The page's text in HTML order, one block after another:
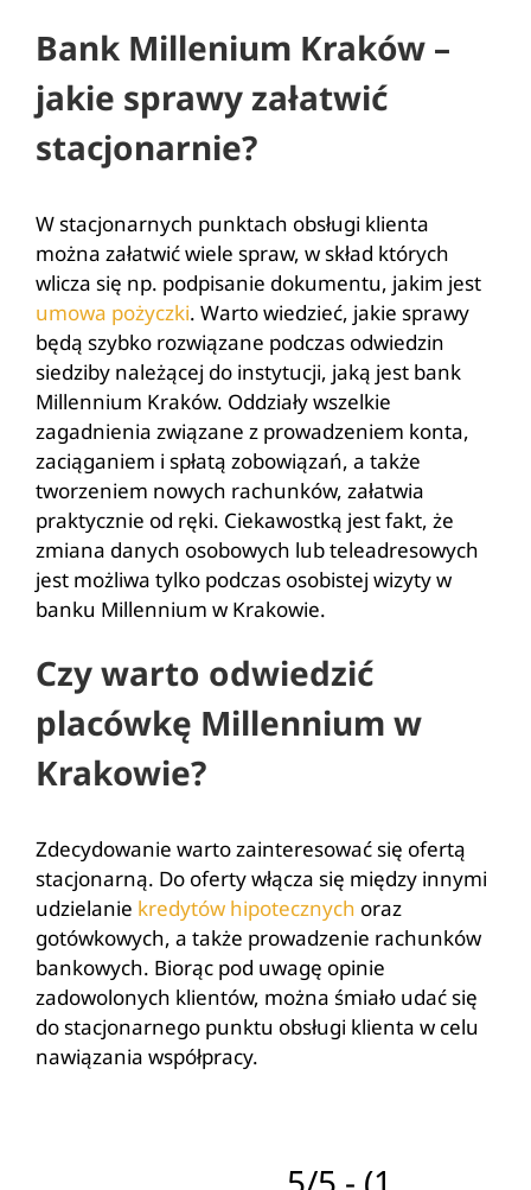
Bank Millenium Kraków –
jakie sprawy załatwić
stacjonarnie?
W stacjonarnych punktach obsługi klienta
można załatwić wiele spraw, w skład których
wlicza się np. podpisanie dokumentu, jakim jest
umowa pożyczki. Warto wiedzieć, jakie sprawy
będą szybko rozwiązane podczas odwiedzin
siedziby należącej do instytucji, jaką jest bank
Millennium Kraków. Oddziały wszelkie
zagadnienia związane z prowadzeniem konta,
zaciąganiem i spłatą zobowiązań, a także
tworzeniem nowych rachunków, załatwia
praktycznie od ręki. Ciekawostką jest fakt, że
zmiana danych osobowych lub teleadresowych
jest możliwa tylko podczas osobistej wizyty w
banku Millennium w Krakowie.
Czy warto odwiedzić
placówkę Millennium w
Krakowie?
Zdecydowanie warto zainteresować się ofertą
stacjonarną. Do oferty włącza się między innymi
udzielanie kredytów hipotecznych oraz
gotówkowych, a także prowadzenie rachunków
bankowych. Biorąc pod uwagę opinie
zadowolonych klientów, można śmiało udać się
do stacjonarnego punktu obsługi klienta w celu
nawiązania współpracy.